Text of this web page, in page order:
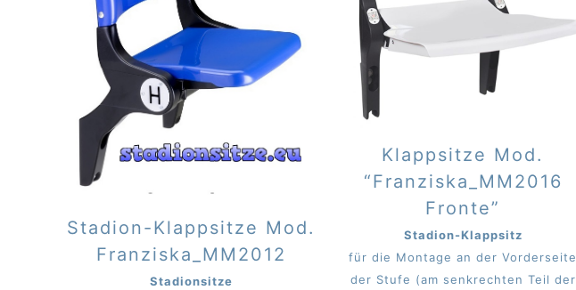
Stadion-Klappsitze Mod.
Franziska_MM2012
Stadionsitze
Klappsitze Mod.
“Franziska_MM2016
Fronte”
Stadion-Klappsitz
für die Montage an der Vorderseite
der Stufe (am senkrechten Teil der